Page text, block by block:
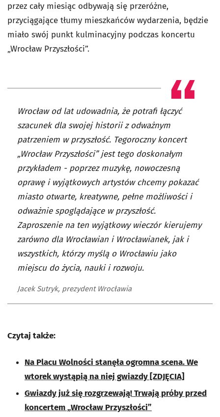
przez cały miesiąc odbywają się przeróżne,
przyciągające tłumy mieszkańców wydarzenia, będzie
miało swój punkt kulminacyjny podczas koncertu
„Wrocław Przyszłości”.
Wrocław od lat udowadnia, że potrafi łączyć
szacunek dla swojej historii z odważnym
patrzeniem w przyszłość. Tegoroczny koncert
„Wrocław Przyszłości” jest tego doskonałym
przykładem - poprzez muzykę, nowoczesną
oprawę i wyjątkowych artystów chcemy pokazać
miasto otwarte, kreatywne, pełne możliwości i
odważnie spoglądające w przyszłość.
Zaproszenie na ten wyjątkowy wieczór kierujemy
zarówno dla Wrocławian i Wrocławianek, jak i
wszystkich, którzy myślą o Wrocławiu jako
miejscu do życia, nauki i rozwoju.
Jacek Sutryk, prezydent Wrocławia
Czytaj także:
Na Placu Wolności stanęła ogromna scena. We
wtorek wystąpią na niej gwiazdy [ZDJĘCIA]
Gwiazdy już się rozgrzewają! Trwają próby przed
koncertem „Wrocław Przyszłości”